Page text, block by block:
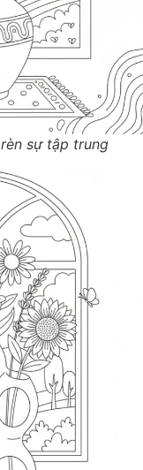
sự tập trung